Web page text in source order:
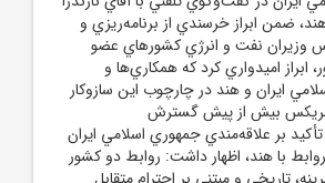
ضمن ابراز خرسندي از برنامه‌ريزي و
وزيران نفت و انرژي کشورهاي عضو
ابراز اميدواري کرد که همکاري‌ها و
ايران و هند در چارچوب اين سازوکار
بيش از پيش گسترش
بر علاقه‌مندي جمهوري اسلامي ايران
با هند، اظهار داشت: روابط دو کشور